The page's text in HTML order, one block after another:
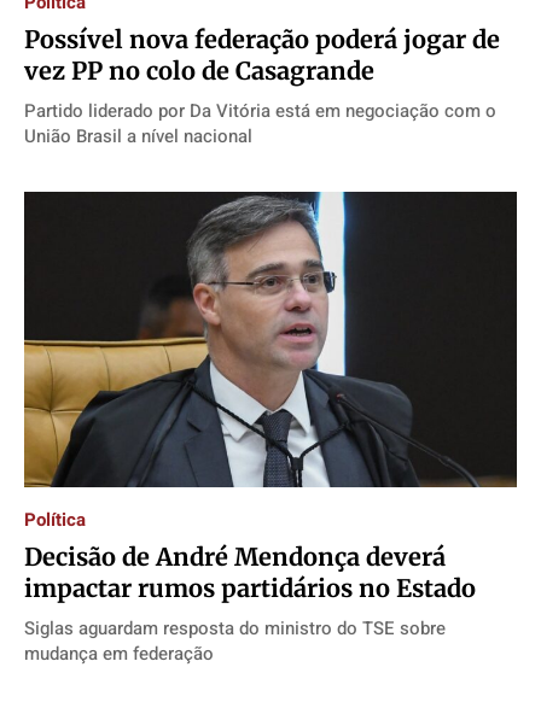
Possível nova federação poderá jogar de
vez PP no colo de Casagrande
Partido liderado por Da Vitória está em negociação com o
União Brasil a nível nacional
Política
Decisão de André Mendonça deverá
impactar rumos partidários no Estado
Siglas aguardam resposta do ministro do TSE sobre
mudança em federação